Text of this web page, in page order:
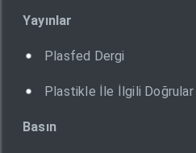
Yayınlar
Plasfed Dergi
Plastikle İle İlgili Doğrular
Basın